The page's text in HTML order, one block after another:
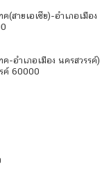
สายเอเซีย)-อำเภอเมือง
-อำเภอเมือง นครสวรรค์)
ค์ 60000